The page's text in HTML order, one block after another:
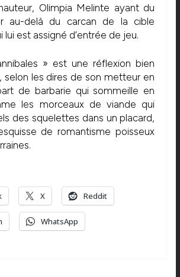
Olimpia Melinte ayant du
au-delà du carcan de la cible
est assigné d’entrée de jeu.
» est une réflexion bien
selon les dires de son metteur en
de barbarie qui sommeille en
les morceaux de viande qui
des squelettes dans un placard,
de romantisme poisseux
X Reddit
WhatsApp